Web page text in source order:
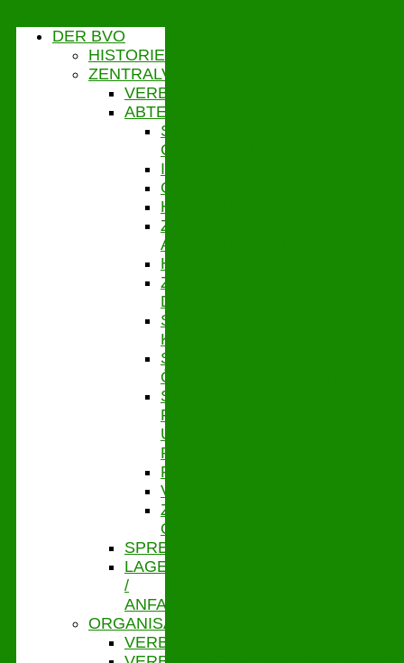
DER BVO
HISTORIE
ZENTRALVERWALTUNG
VERBANDSGESCHÄFTSFÜHRUNG
ABTEILUNGEN
STABSSTELLE
CONTROLLING
IT
GEBÄUDEMANAGEMENT
HAUSHALT
ZENTRALES
ABRECHNUNGSMANAGEMENT
HYGIENEMANAGEMENT
ZENTRALE
DIENSTE
STABSSTELLE
KASSENAUFSICHT
STABSSTELLE
ÖFFENTLICHKEITSARBEIT
STABSSTELLE
FÖRDER-
UND
PROJEKTMANAGEMENT
PERSONAL
VERBANDSSTEUERUNG
ZENTRALES
QUALITÄTSMANAGEMENT
SPRECHZEITEN
LAGE
/
ANFAHRT
ORGANISATION
VERBANDSVORSITZ